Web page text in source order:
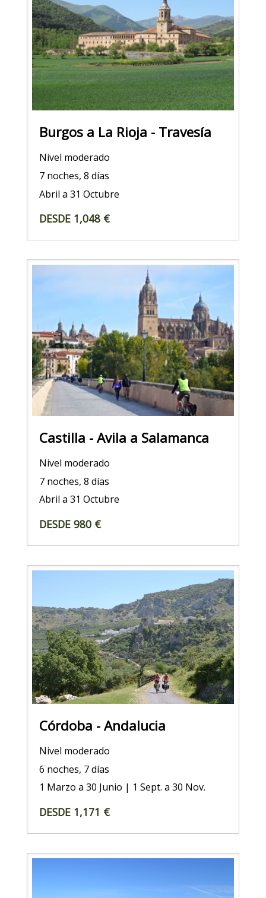
Burgos a La Rioja - Travesía
Nivel moderado
7 noches, 8 días
Abril a 31 Octubre
DESDE 1,048 €
Castilla - Avila a Salamanca
Nivel moderado
7 noches, 8 días
Abril a 31 Octubre
DESDE 980 €
Córdoba - Andalucia
Nivel moderado
6 noches, 7 días
1 Marzo a 30 Junio | 1 Sept. a 30 Nov.
DESDE 1,171 €